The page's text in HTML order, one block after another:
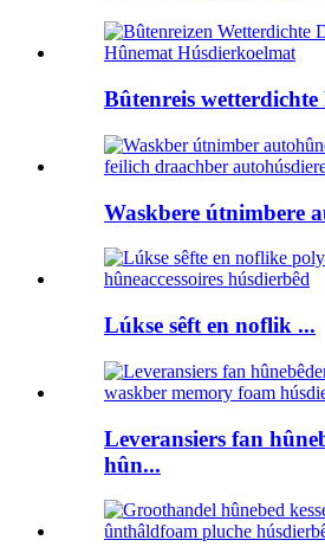
Bûtenreis wetterdichte
Waskbere útnimbere
Lúkse sêft en noflik ...
Leveransiers fan
hûn...